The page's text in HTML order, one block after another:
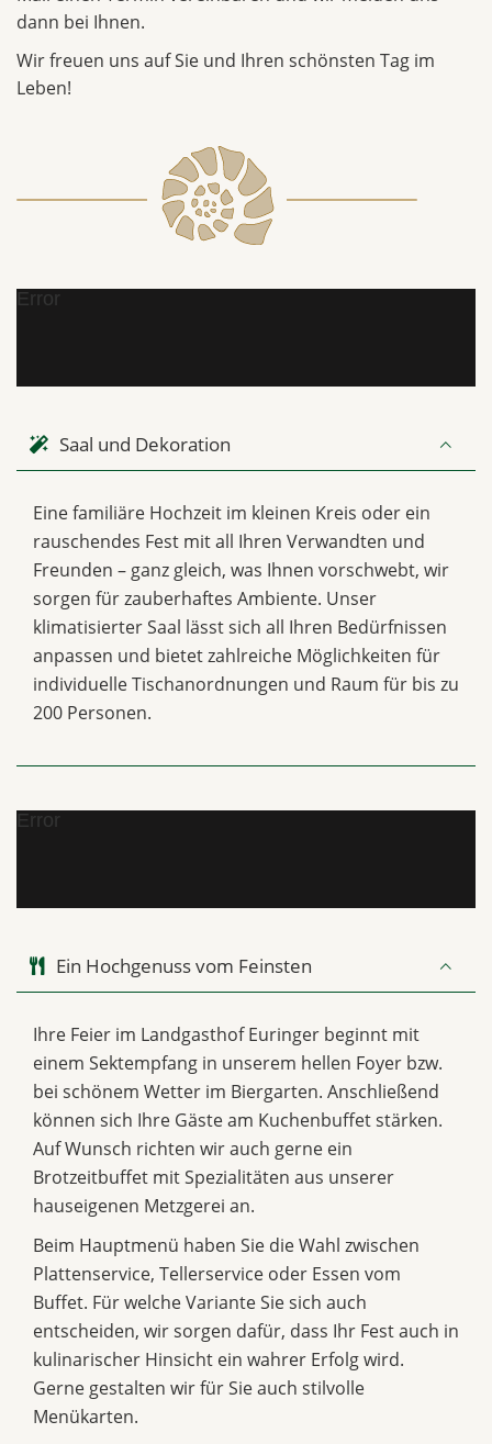
dann bei Ihnen.
Wir freuen uns auf Sie und Ihren schönsten Tag im
Leben!
Error
Saal und Dekoration
Eine familiäre Hochzeit im kleinen Kreis oder ein
rauschendes Fest mit all Ihren Verwandten und
Freunden – ganz gleich, was Ihnen vorschwebt, wir
sorgen für zauberhaftes Ambiente. Unser
klimatisierter Saal lässt sich all Ihren Bedürfnissen
anpassen und bietet zahlreiche Möglichkeiten für
individuelle Tischanordnungen und Raum für bis zu
200 Personen.
Error
Ein Hochgenuss vom Feinsten
Ihre Feier im Landgasthof Euringer beginnt mit
einem Sektempfang in unserem hellen Foyer bzw.
bei schönem Wetter im Biergarten. Anschließend
können sich Ihre Gäste am Kuchenbuffet stärken.
Auf Wunsch richten wir auch gerne ein
Brotzeitbuffet mit Spezialitäten aus unserer
hauseigenen Metzgerei an.
Beim Hauptmenü haben Sie die Wahl zwischen
Plattenservice, Tellerservice oder Essen vom
Buffet. Für welche Variante Sie sich auch
entscheiden, wir sorgen dafür, dass Ihr Fest auch in
kulinarischer Hinsicht ein wahrer Erfolg wird.
Gerne gestalten wir für Sie auch stilvolle
Menükarten.